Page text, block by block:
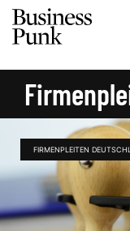
FIRMENPLEITEN